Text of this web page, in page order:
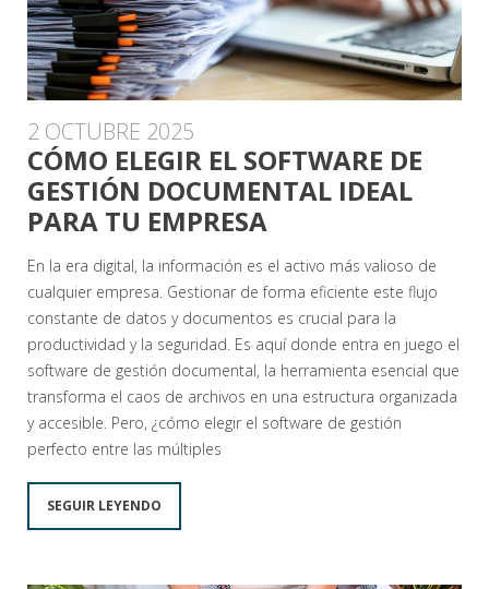
2 OCTUBRE 2025
CÓMO ELEGIR EL SOFTWARE DE
GESTIÓN DOCUMENTAL IDEAL
PARA TU EMPRESA
En la era digital, la información es el activo más valioso de
cualquier empresa. Gestionar de forma eficiente este flujo
constante de datos y documentos es crucial para la
productividad y la seguridad. Es aquí donde entra en juego el
software de gestión documental, la herramienta esencial que
transforma el caos de archivos en una estructura organizada
y accesible. Pero, ¿cómo elegir el software de gestión
perfecto entre las múltiples
SEGUIR LEYENDO